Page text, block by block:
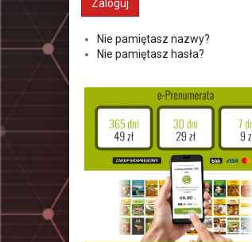
Nie pamiętasz nazwy?
Nie pamiętasz hasła?